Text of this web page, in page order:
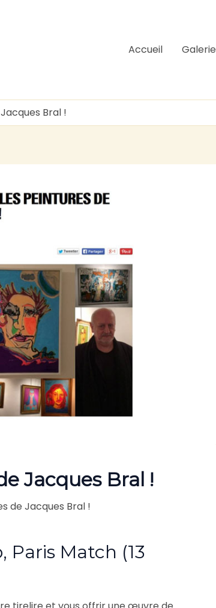
Accueil Galerie
Bral !
Jacques Bral !
de Jacques Bral !
Match (13